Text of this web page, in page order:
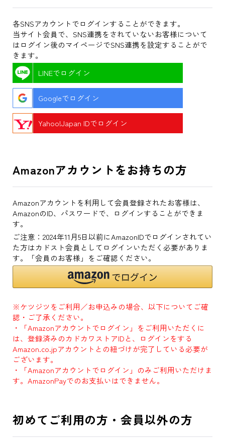
各SNSアカウントでログインすることができます。
当サイト会員で、SNS連携をされていないお客様について
はログイン後のマイページでSNS連携を設定することがで
きます。
LINEでログイン
Googleでログイン
Yahoo!Japan IDでログイン
Amazonアカウントをお持ちの方
Amazonアカウントを利用して会員登録されたお客様は、
AmazonのID、パスワードで、ログインすることができま
す。
ご注意：2024年11月5日以前にAmazonIDでログインされてい
た方はカドスト会員としてログインいただく必要がありま
す。「会員のお客様」をご確認ください。
※ケツジツをご利用／お申込みの場合、以下についてご確
認・ご了承ください。
・「Amazonアカウントでログイン」をご利用いただくに
は、登録済みのカドカワストアIDと、ログインをする
Amazon.co.jpアカウントとの紐づけが完了している必要が
ございます。
・「Amazonアカウントでログイン」のみご利用いただけま
す。AmazonPayでのお支払いはできません。
初めてご利用の方・会員以外の方